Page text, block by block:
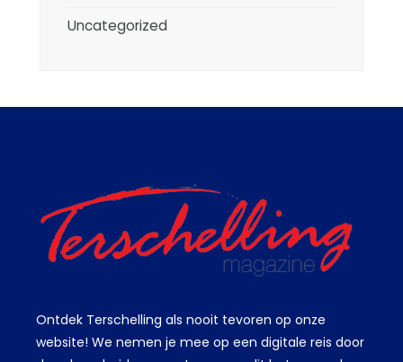
Uncategorized
Ontdek Terschelling als nooit tevoren op onze
website! We nemen je mee op een digitale reis door